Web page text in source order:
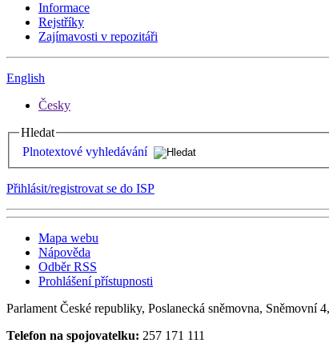
Informace
Rejstříky
Zajímavosti v repozitáři
English
Česky
Hledat
Plnotextové vyhledávání
Přihlásit/registrovat se do ISP
Mapa webu
Nápověda
Odběr RSS
Prohlášení přístupnosti
Parlament České republiky, Poslanecká sněmovna, Sněmovní
Telefon na spojovatelku: 257 171 111